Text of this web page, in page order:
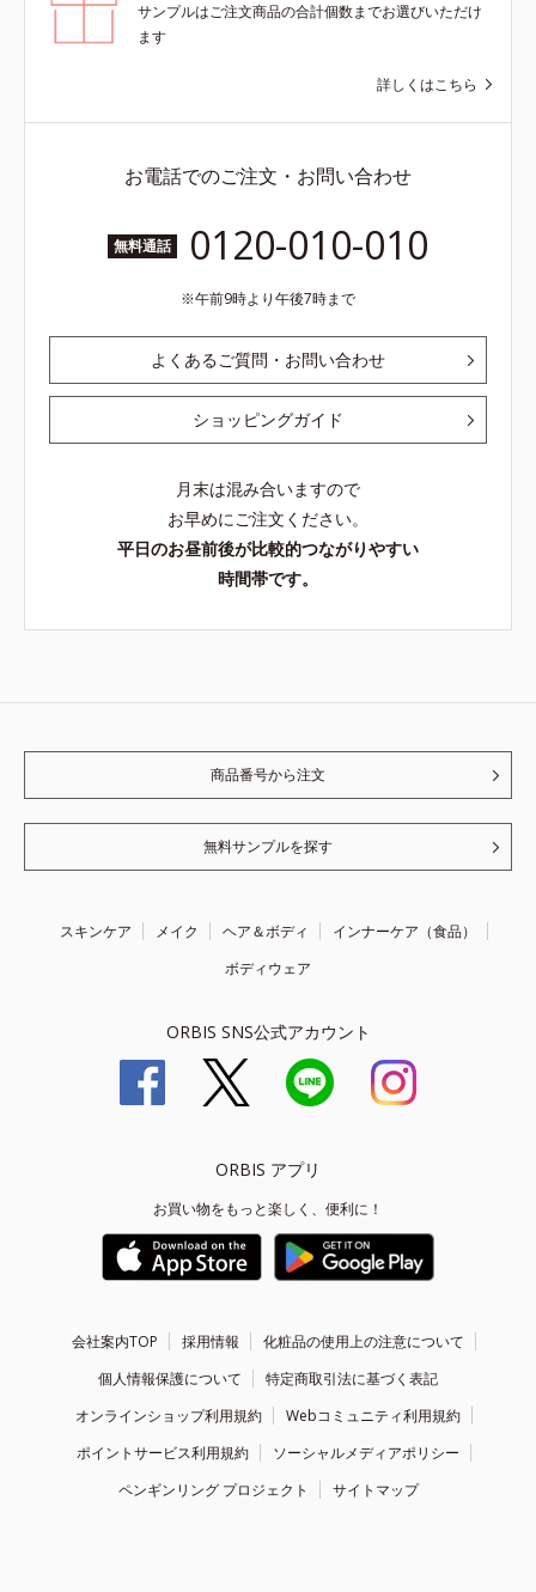
サンプルはご注文商品の合計個数までお選びいただけ
ます
詳しくはこちら
お電話でのご注文・お問い合わせ
無料通話 0120-010-010
午前9時より午後7時まで
よくあるご質問・お問い合わせ
ショッピングガイド
月末は混み合いますので
お早めにご注文ください。
平日のお昼前後が比較的つながりやすい
時間帯です。
商品番号から注文
無料サンプルを探す
スキンケア メイク ヘア＆ボディ
インナーケア（食品）
ボディウェア
ORBIS SNS公式アカウント
ORBIS アプリ
お買い物をもっと楽しく、便利に！
会社案内TOP 採用情報
化粧品の使用上の注意について
個人情報保護について
特定商取引法に基づく表記
オンラインショップ利用規約
Webコミュニティ利用規約
ポイントサービス利用規約
ソーシャルメディアポリシー
ペンギンリング プロジェクト
サイトマップ